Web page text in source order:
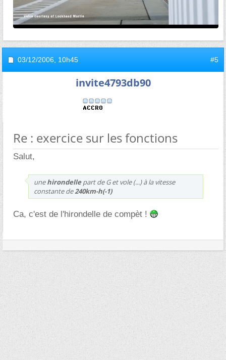
03/12/2006, 10h45 #5
invite4793db90
Re : exercice sur les fonctions
Salut,
unehirondellepart de G et vole (...) à la vitesse
constante de240km-h(-1)
Ca, c'est de l'hirondelle de compèt !